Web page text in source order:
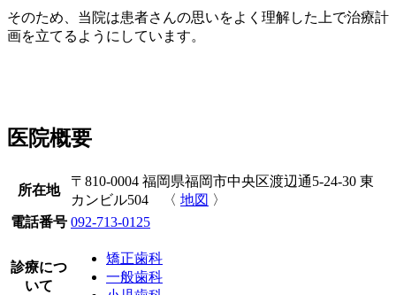
そのため、当院は患者さんの思いをよく理解した上で治療計
画を立てるようにしています。
医院概要
所在地
〒810-0004 福岡県福岡市中央区渡辺通5-24-30 東
カンビル504 〈 地図 〉
電話番号 092-713-0125
診療につ
いて
矯正歯科
一般歯科